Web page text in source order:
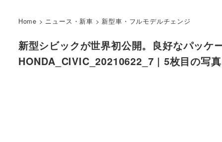
Home > ニュース・新車 > 新型車・フルモデルチェンジ
新型シビックが世界初公開。良好なパッケ
HONDA_CIVIC_20210622_7 | 5枚目の写